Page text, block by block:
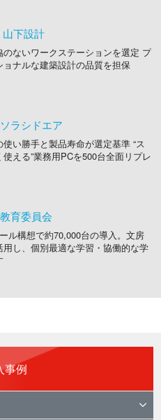
下設計
のないワークステーションを選定 プ
ョナルな建築設計の品質を担保
ラシドエア
使い勝手と製品寿命が選定基準“ス
使える”業務用PCを500台全面リプレ
育委員会
ル構想で約70,000台の導入。文房
用し、個別最適な学習・協働的な学
事例